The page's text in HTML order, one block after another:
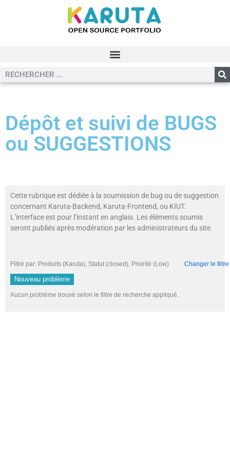
Dépôt et suivi de BUGS
ou SUGGESTIONS
Cette rubrique est dédiée à la soumission de bug ou de suggestion
concernant Karuta-Backend, Karuta-Frontend, ou KIUT.
L’interface est pour l’instant en anglais. Les éléments soumis
seront publiés après modération par les administrateurs du site.
Filtré par: Produits (Karuta), Statut (closed), Priorité (Low) Changer le filtre
Nouveau problème
Aucun problème trouvé selon le filtre de recherche appliqué.